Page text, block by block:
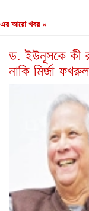
এর আরো খবর »
ড. ইউনূসকে কী
নাকি মির্জা